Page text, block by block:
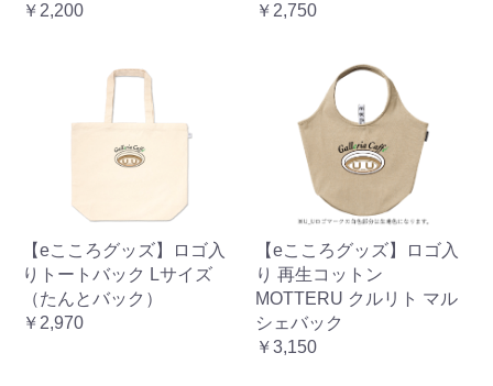
￥2,200
￥2,750
【eこころグッズ】ロゴ入
りトートバック Lサイズ
（たんとバック）
￥2,970
【eこころグッズ】ロゴ入
り 再生コットン
MOTTERU クルリト マル
シェバック
￥3,150